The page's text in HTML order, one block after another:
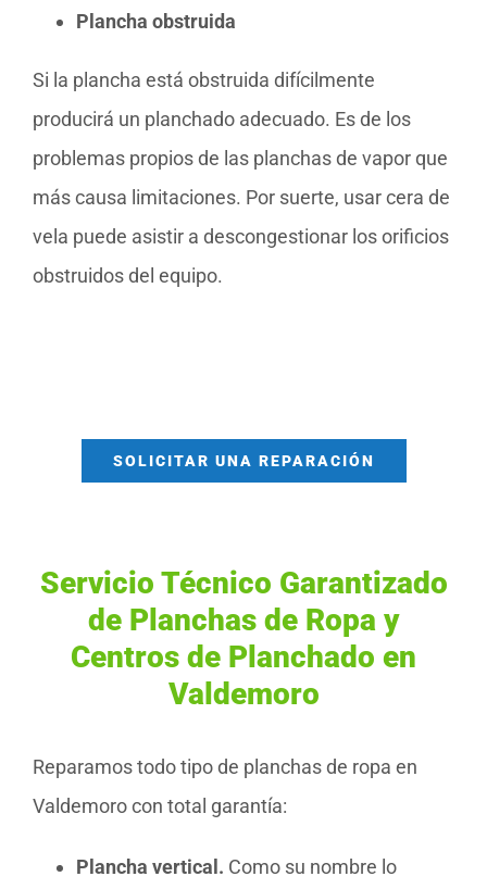
Plancha obstruida
Si la plancha está obstruida difícilmente
producirá un planchado adecuado. Es de los
problemas propios de las planchas de vapor que
más causa limitaciones. Por suerte, usar cera de
vela puede asistir a descongestionar los orificios
obstruidos del equipo.
SOLICITAR UNA REPARACIÓN
Servicio Técnico Garantizado
de Planchas de Ropa y
Centros de Planchado en
Valdemoro
Reparamos todo tipo de planchas de ropa en
Valdemoro con total garantía:
Plancha vertical. Como su nombre lo